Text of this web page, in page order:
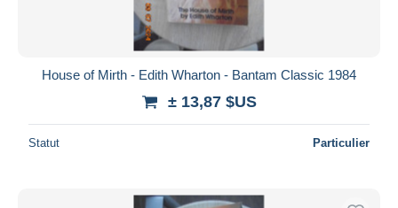
House of Mirth - Edith Wharton - Bantam Classic 1984
± 13,87 $US
Statut Particulier